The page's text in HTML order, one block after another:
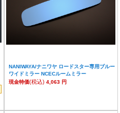
NANIWAYA/ナニワヤ ロードスター専用ブルー
ワイドミラー NCECルームミラー
現金特価(税込) 4,063 円